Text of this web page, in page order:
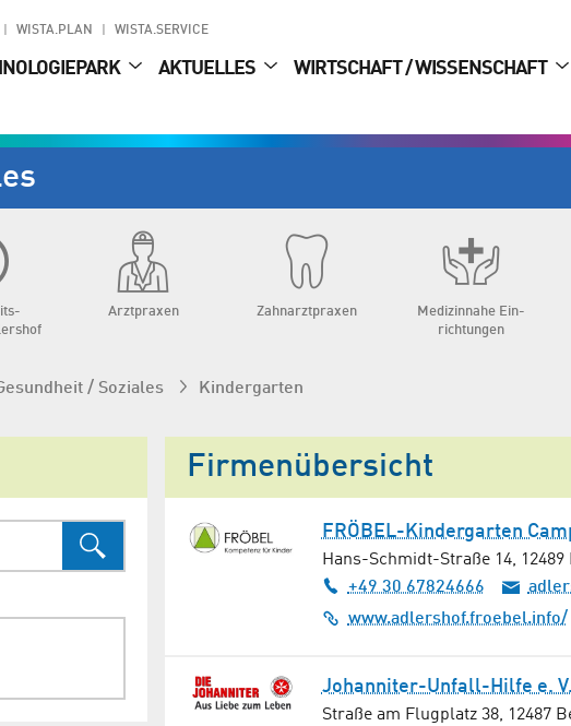
WISTA.PLAN WISTA.SERVICE
AKTUELLES WIRTSCHAFT / WISSENSCHAFT
Arztpraxen Zahnarztpraxen
Medizin­nahe Ein­
rich­tungen
/ Soziales Kinder­garten
Firmenübersicht
FRÖBEL-Kindergarten
Hans-Schmidt-Straße 14, 12489
+49 30 67824666
www.adlershof.froebel.info/
Johanniter-Unfall-Hilfe e.
Straße am Flugplatz 38, 12487